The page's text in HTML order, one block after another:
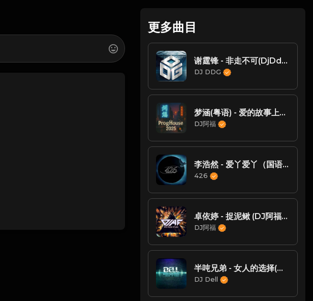
更多曲目
谢霆锋 - 非走不可(DjDdg ProgHouse Rmx 2024 粤语)
DJ DDG
梦涵(粤语) - 爱的故事上集(Dj阿福 弹ProgHouse Rmx 2019)
DJ阿福
李浩然 - 爱丫爱丫（国语男Prog House 廉江DJ四眼 2022 Remix）
426
卓依婷 - 捉泥鳅 (DJ阿福 2K20 原乡鼓 Remix)
DJ阿福
半吨兄弟 - 女人的选择(DjDell ProgHouse Rmx 2019)
DJ Dell